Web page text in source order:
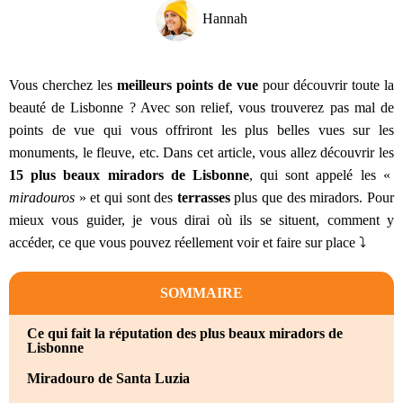
Hannah
Vous cherchez les meilleurs points de vue pour découvrir toute la
beauté de Lisbonne ? Avec son relief, vous trouverez pas mal de
points de vue qui vous offriront les plus belles vues sur les
monuments, le fleuve, etc. Dans cet article, vous allez découvrir les
15 plus beaux miradors de Lisbonne, qui sont appelé les «
miradouros » et qui sont des terrassesplus que des miradors. Pour
mieux vous guider, je vous dirai où ils se situent, comment y
accéder, ce que vous pouvez réellement voir et faire sur place ⤵️
SOMMAIRE
Ce qui fait la réputation des plus beaux miradors de
Lisbonne
Miradouro de Santa Luzia